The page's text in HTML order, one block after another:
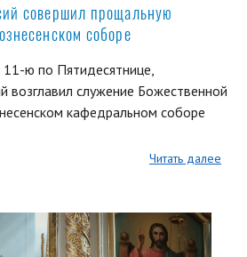
совершил прощальную
соборе
ю по Пятидесятнице,
возглавил служение Божественной
кафедральном соборе
Читать далее